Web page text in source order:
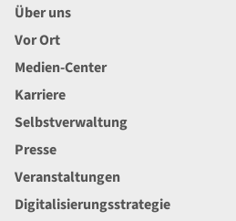
Über uns
Vor Ort
Medien-Center
Karriere
Selbstverwaltung
Presse
Veranstaltungen
Digitalisierungsstrategie